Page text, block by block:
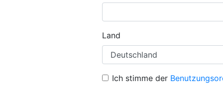
Land
Ich stimme der